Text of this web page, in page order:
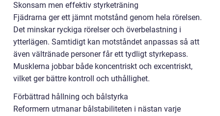
Skonsam men effektiv styrketräning
Fjädrarna ger ett jämnt motstånd genom hela rörelsen.
Det minskar ryckiga rörelser och överbelastning i
ytterlägen. Samtidigt kan motståndet anpassas så att
även vältränade personer får ett tydligt styrkepass.
Musklerna jobbar både koncentriskt och excentriskt,
vilket ger bättre kontroll och uthållighet.
Förbättrad hållning och bålstyrka
Reformern utmanar bålstabiliteten i nästan varje